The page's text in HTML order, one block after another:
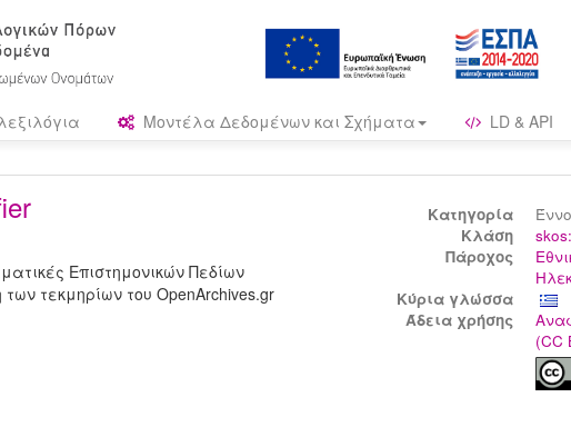
Μοντέλα Δεδομένων και Σχήματα LD & API
Επιστημονικών Πεδίων
τεκμηρίων του OpenArchives.gr
Κατηγορία
Kλάση
Πάροχος
Κύρια γλώσσα
Άδεια χρήσης
(CC